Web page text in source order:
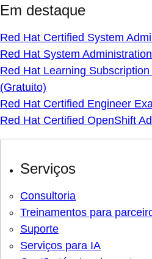
Em destaque
Red Hat Certified System
Red Hat System
Red Hat Learning
(Gratuito)
Red Hat Certified Engineer
Red Hat Certified OpenShift
Serviços
Consultoria
Treinamentos para
Suporte
Serviços para IA